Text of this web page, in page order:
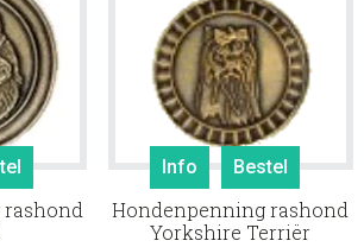
Info Bestel
Hondenpenning rashond
Yorkshire Terriër